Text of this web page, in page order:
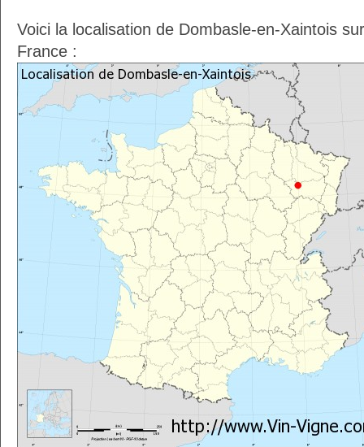
Voici la localisation de Dombasle-en-Xaintois
France :